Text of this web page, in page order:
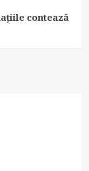
contează